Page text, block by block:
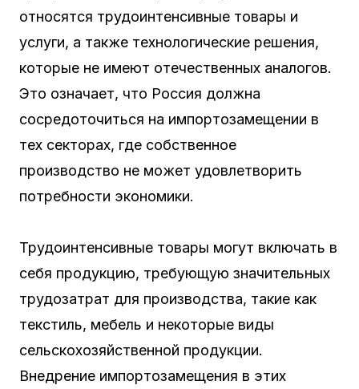
относятся трудоинтенсивные товары и
услуги, а также технологические решения,
которые не имеют отечественных аналогов.
Это означает, что Россия должна
сосредоточиться на импортозамещении в
тех секторах, где собственное
производство не может удовлетворить
потребности экономики.
Трудоинтенсивные товары могут включать в
себя продукцию, требующую значительных
трудозатрат для производства, такие как
текстиль, мебель и некоторые виды
сельскохозяйственной продукции.
Внедрение импортозамещения в этих